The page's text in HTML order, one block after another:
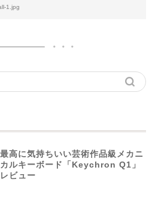
1.jpg
最高に気持ちいい芸術作品級メカニ
カルキーボード「Keychron Q1」
レビュー